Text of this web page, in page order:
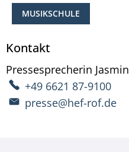
MUSIKSCHULE
Kontakt
Pressesprecherin Jasmin
+49 6621 87-9100
presse@hef-rof.de